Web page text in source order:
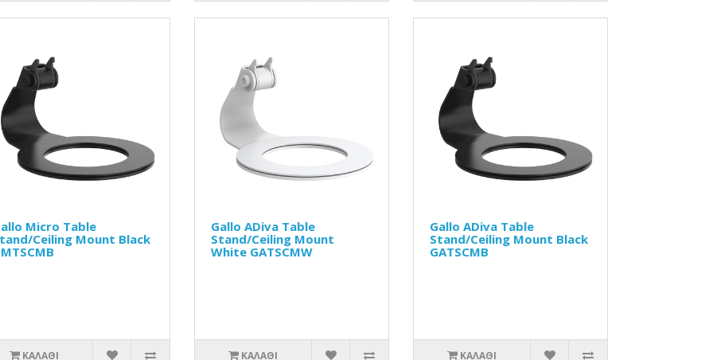
Micro Table
Ceiling Mount Black
ΚΑΛΆΘΙ
Gallo ADiva Table
Stand/Ceiling Mount
White GATSCMW
ΚΑΛΆΘΙ
Gallo ADiva Table
Stand/Ceiling Mount Black
GATSCMB
ΚΑΛΆΘΙ